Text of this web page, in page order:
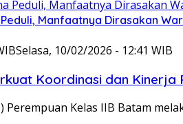
Manfaatnya Dirasakan
Selasa, 10/02/2026 - 12:41 WIB
Koordinasi dan Kinerja
Kelas IIB Batam